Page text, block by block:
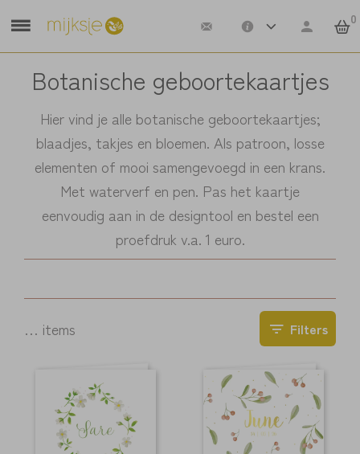
0
Botanische geboortekaartjes
Hier vind je alle botanische geboortekaartjes;
blaadjes, takjes en bloemen. Als patroon, losse
elementen of mooi samengevoegd in een krans.
Met waterverf en pen. Pas het kaartje
eenvoudig aan in de designtool en bestel een
proefdruk v.a. 1 euro.
… items Filters